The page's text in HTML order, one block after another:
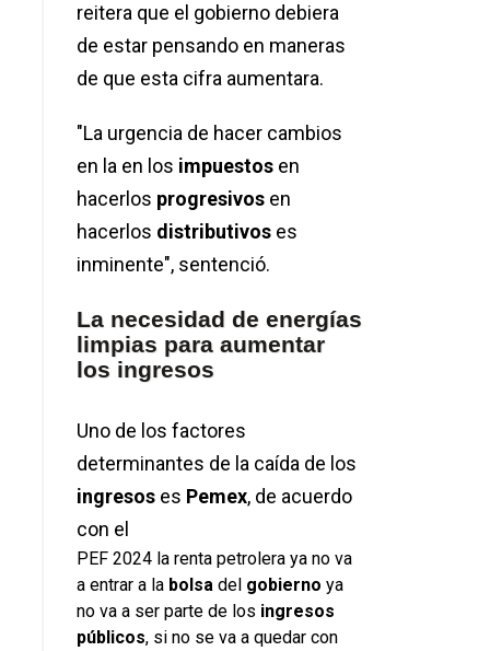
reitera que el gobierno debiera
de estar pensando en maneras
de que esta cifra aumentara.
"La urgencia de hacer cambios
en la en los impuestosen
hacerlos progresivosen
hacerlos distributivoses
inminente", sentenció.
La necesidad de energías
limpias para aumentar
los ingresos
Uno de los factores
determinantes de la caída de los
ingresoses Pemex, de acuerdo
con el
PEF 2024 la renta petrolera ya no va
a entrar a la bolsa del gobierno ya
no va a ser parte de los ingresos
públicos, si no se va a quedar con